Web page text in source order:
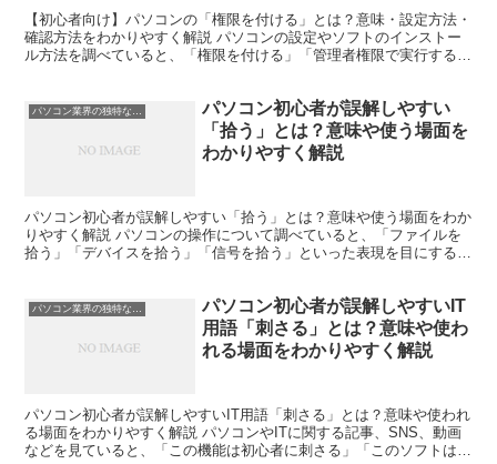
【初心者向け】パソコンの「権限を付ける」とは？意味・設定方法・
確認方法をわかりやすく解説 パソコンの設定やソフトのインストー
ル方法を調べていると、「権限を付ける」「管理者権限で実行する」
パソコン業界の独特な言い回し
パソコン初心者が誤解しやすい
「拾う」とは？意味や使う場面を
わかりやすく解説
パソコン初心者が誤解しやすい「拾う」とは？意味や使う場面をわか
りやすく解説 パソコンの操作について調べていると、「ファイルを
拾う」「デバイスを拾う」「信号を拾う」といった表現を目にするこ
パソコン業界の独特な言い回し
パソコン初心者が誤解しやすいIT
用語「刺さる」とは？意味や使わ
れる場面をわかりやすく解説
パソコン初心者が誤解しやすいIT用語「刺さる」とは？意味や使われ
る場面をわかりやすく解説 パソコンやITに関する記事、SNS、動画
などを見ていると、「この機能は初心者に刺さる」「このソフトはク